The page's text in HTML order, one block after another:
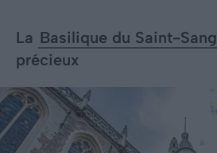
La Basilique du Saint-Sang
précieux